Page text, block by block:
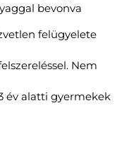
bevonva
felügyelete
Nem
év alatti gyermekek